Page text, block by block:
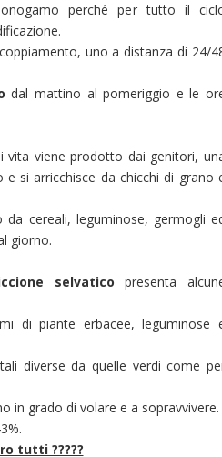
perché per tutto il
uno a distanza di 24/
dal mattino al pomeriggio e le
viene prodotto dai genitori,
si arricchisce da chicchi di grano
da cereali, leguminose, germogli
giorno.
selvatico presenta
di piante erbacee, leguminose
diverse da quelle verdi come
in grado di volare e a sopravvivere.
tutti ?????